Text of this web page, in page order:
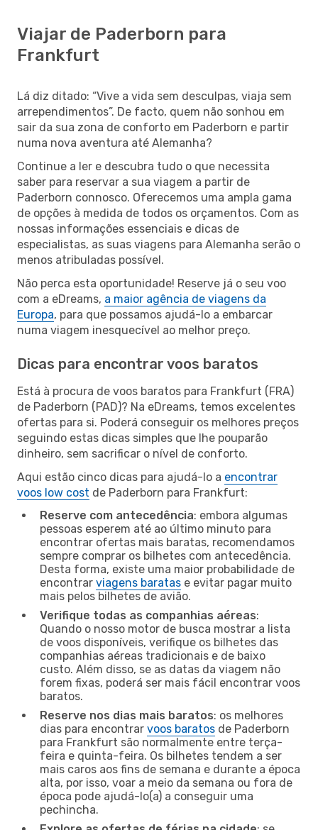
Viajar de Paderborn para
Frankfurt
Lá diz ditado: “Vive a vida sem desculpas, viaja sem
arrependimentos”. De facto, quem não sonhou em
sair da sua zona de conforto em Paderborn e partir
numa nova aventura até Alemanha?
Continue a ler e descubra tudo o que necessita
saber para reservar a sua viagem a partir de
Paderborn connosco. Oferecemos uma ampla gama
de opções à medida de todos os orçamentos. Com as
nossas informações essenciais e dicas de
especialistas, as suas viagens para Alemanha serão o
menos atribuladas possível.
Não perca esta oportunidade! Reserve já o seu voo
com a eDreams, a maior agência de viagens da
Europa, para que possamos ajudá-lo a embarcar
numa viagem inesquecível ao melhor preço.
Dicas para encontrar voos baratos
Está à procura de voos baratos para Frankfurt (FRA)
de Paderborn (PAD)? Na eDreams, temos excelentes
ofertas para si. Poderá conseguir os melhores preços
seguindo estas dicas simples que lhe pouparão
dinheiro, sem sacrificar o nível de conforto.
Aqui estão cinco dicas para ajudá-lo a encontrar
voos low cost de Paderborn para Frankfurt:
Reserve com antecedência: embora algumas
pessoas esperem até ao último minuto para
encontrar ofertas mais baratas, recomendamos
sempre comprar os bilhetes com antecedência.
Desta forma, existe uma maior probabilidade de
encontrar viagens baratas e evitar pagar muito
mais pelos bilhetes de avião.
Verifique todas as companhias aéreas:
Quando o nosso motor de busca mostrar a lista
de voos disponíveis, verifique os bilhetes das
companhias aéreas tradicionais e de baixo
custo. Além disso, se as datas da viagem não
forem fixas, poderá ser mais fácil encontrar voos
baratos.
Reserve nos dias mais baratos: os melhores
dias para encontrar voos baratos de Paderborn
para Frankfurt são normalmente entre terça-
feira e quinta-feira. Os bilhetes tendem a ser
mais caros aos fins de semana e durante a época
alta, por isso, voar a meio da semana ou fora de
época pode ajudá-lo(a) a conseguir uma
pechincha.